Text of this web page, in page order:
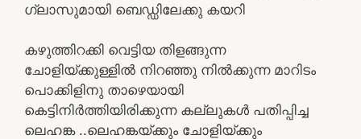
ഗ്ലാസുമായി ബെഡ്ഡിലേക്കു കയറി
കഴുത്തിറക്കി വെട്ടിയ തിളങ്ങുന്ന
ചോളിയ്ക്കുള്ളിൽ നിറഞ്ഞു നിൽക്കുന്ന മാറിടം
പൊക്കിളിനു താഴെയായി
കെട്ടിനിർത്തിയിരിക്കുന്ന കല്ലുകൾ പതിപ്പിച്ച
ലെഹങ്ക ..ലെഹങ്കയ്ക്കും ചോളിയ്ക്കും